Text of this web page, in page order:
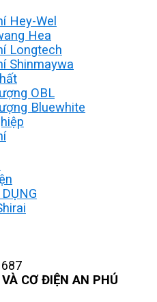
Hey-Wel
Hea
Longtech
Shinmaywa
OBL
Bluewhite
CƠ ĐIỆN AN PHÚ